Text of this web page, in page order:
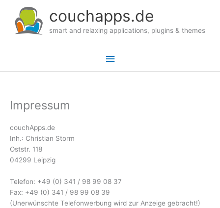
couchapps.de
smart and relaxing applications, plugins & themes
Hauptmenü
Impressum
couchApps.de
Inh.: Christian Storm
Oststr. 118
04299 Leipzig
Telefon: +49 (0) 341 / 98 99 08 37
Fax: +49 (0) 341 / 98 99 08 39
(Unerwünschte Telefonwerbung wird zur Anzeige gebracht!)